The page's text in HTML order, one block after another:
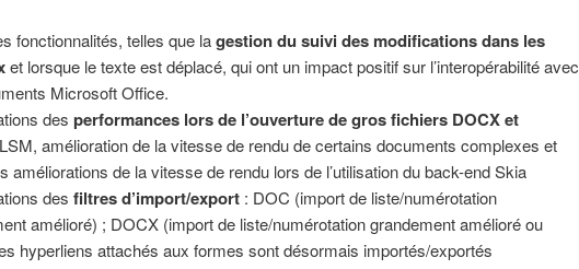
fonctionnalités, telles que lagestion du suivi des modifications dans les
et lorsque le texte est déplacé, qui ont un impact positif sur l’interopérabilité avec
Microsoft Office.
des performances lors de l’ouverture de gros fichiers DOCX et
amélioration de la vitesse de rendu de certains documents complexes et
améliorations de la vitesse de rendu lors de l’utilisation du back-end Skia
des filtres d’import/export : DOC (import de liste/numérotation
amélioré) ; DOCX (import de liste/numérotation grandement amélioré ou
hyperliens attachés aux formes sont désormais importés/exportés